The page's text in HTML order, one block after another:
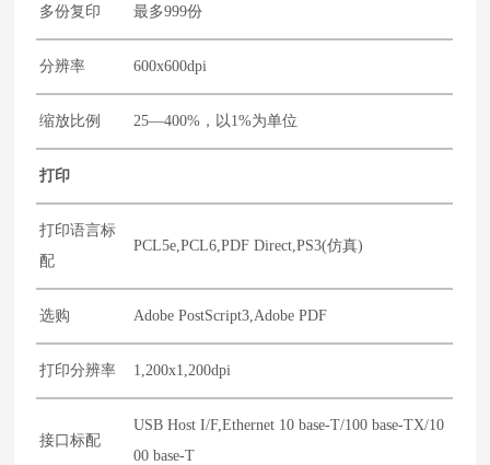
多份复印 最多999份
分辨率 600x600dpi
缩放比例 25—400%，以1%为单位
打印
打印语言标
配
PCL5e,PCL6,PDF Direct,PS3(仿真)
选购 Adobe PostScript3,Adobe PDF
打印分辨率 1,200x1,200dpi
接口标配
USB Host I/F,Ethernet 10 base-T/100 base-TX/10
00 base-T